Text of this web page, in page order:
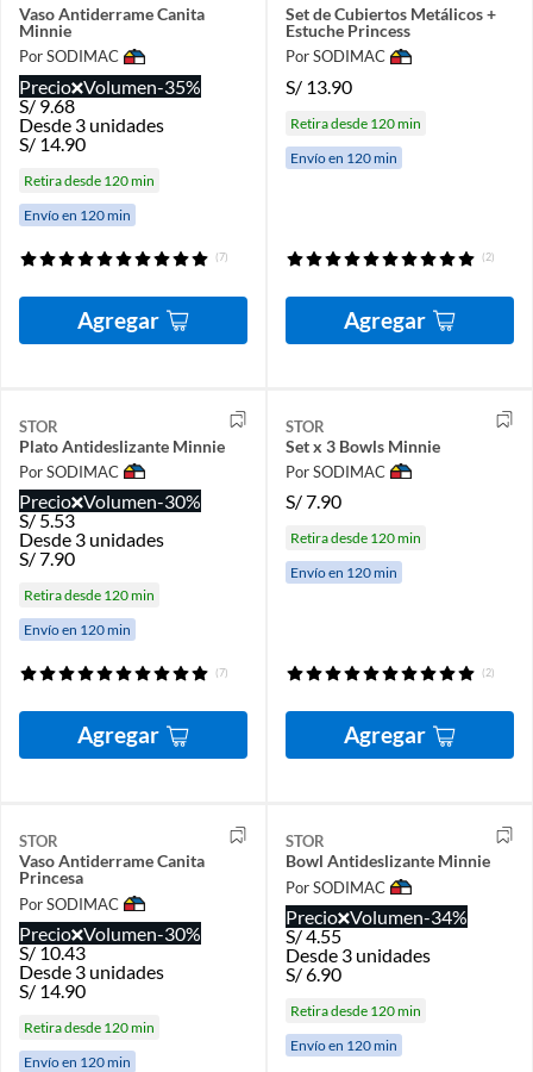
Vaso Antiderrame Canita
Minnie
Por SODIMAC
Precio Volumen-35%
S/9.68
Desde 3 unidades
S/ 14.90
Retira desde 120 min
Envío en 120 min
(7)
Agregar
Set de Cubiertos Metálicos +
Estuche Princess
Por SODIMAC
S/ 13.90
Retira desde 120 min
Envío en 120 min
(2)
Agregar
STOR
Plato Antideslizante Minnie
Por SODIMAC
Precio Volumen-30%
S/ 5.53
Desde 3 unidades
S/7.90
Retira desde 120 min
Envío en 120 min
(7)
Agregar
STOR
Set x 3 Bowls Minnie
Por SODIMAC
S/7.90
Retira desde 120 min
Envío en 120 min
(2)
Agregar
STOR
Vaso Antiderrame Canita
Princesa
Por SODIMAC
Precio Volumen-30%
S/10.43
Desde 3 unidades
S/ 14.90
Retira desde 120 min
Envío en 120 min
STOR
Bowl Antideslizante Minnie
Por SODIMAC
Precio Volumen-34%
S/4.55
Desde 3 unidades
S/6.90
Retira desde 120 min
Envío en 120 min